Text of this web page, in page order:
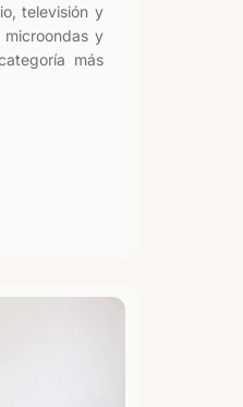
televisión y
y
más